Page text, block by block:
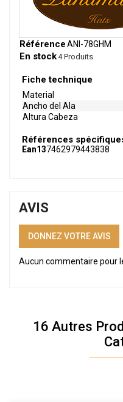
RéférenceANI-78GHM
En stock4 Produits
Fiche technique
Material
Ancho del Ala
Altura Cabeza
Références
Ean137462979443838
AVIS
DONNEZ VOTRE AVIS
Aucun commentaire pour
16 Autres